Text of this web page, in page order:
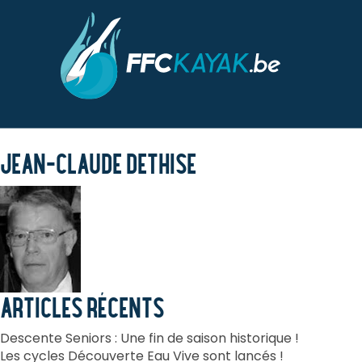
CATÉGORIE DE
F.F.C.
JEAN-CLAUDE DETHISE
ARTICLES RÉCENTS
Descente Seniors : Une fin de saison historique !
Les cycles Découverte Eau Vive sont lancés !